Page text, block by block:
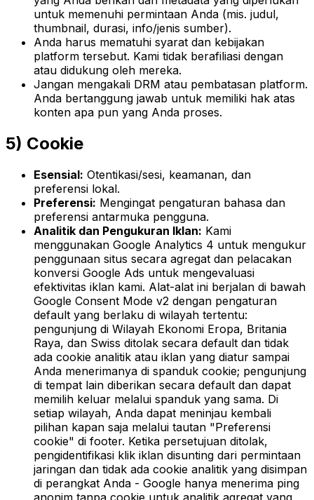
untuk memenuhi permintaan Anda (mis. judul,
thumbnail, durasi, info/jenis sumber).
Anda harus mematuhi syarat dan kebijakan
platform tersebut. Kami tidak berafiliasi dengan
atau didukung oleh mereka.
Jangan mengakali DRM atau pembatasan platform.
Anda bertanggung jawab untuk memiliki hak atas
konten apa pun yang Anda proses.
5) Cookie
Esensial: Otentikasi/sesi, keamanan, dan
preferensi lokal.
Preferensi: Mengingat pengaturan bahasa dan
preferensi antarmuka pengguna.
Analitik dan Pengukuran Iklan: Kami
menggunakan Google Analytics 4 untuk mengukur
penggunaan situs secara agregat dan pelacakan
konversi Google Ads untuk mengevaluasi
efektivitas iklan kami. Alat-alat ini berjalan di bawah
Google Consent Mode v2 dengan pengaturan
default yang berlaku di wilayah tertentu:
pengunjung di Wilayah Ekonomi Eropa, Britania
Raya, dan Swiss ditolak secara default dan tidak
ada cookie analitik atau iklan yang diatur sampai
Anda menerimanya di spanduk cookie; pengunjung
di tempat lain diberikan secara default dan dapat
memilih keluar melalui spanduk yang sama. Di
setiap wilayah, Anda dapat meninjau kembali
pilihan kapan saja melalui tautan "Preferensi
cookie" di footer. Ketika persetujuan ditolak,
pengidentifikasi klik iklan disunting dari permintaan
jaringan dan tidak ada cookie analitik yang disimpan
di perangkat Anda - Google hanya menerima ping
anonim tanpa cookie untuk analitik agregat yang